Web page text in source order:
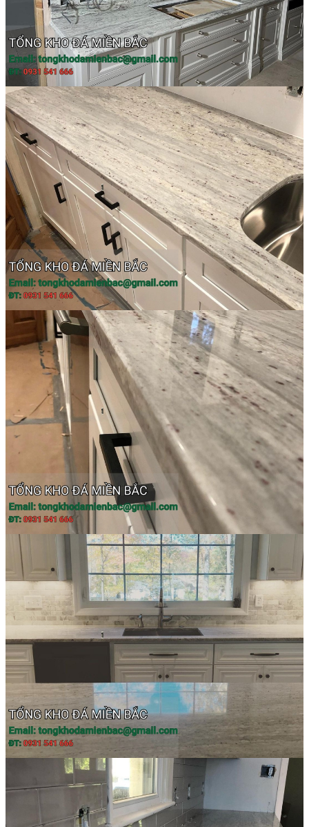
Đá Cầu Thang
Đá Bàn Bếp
Đá Bàn Bếp
Đá Lát Nền
Đá Bàn Bếp Cao Cấp
Đá Ốp
Đá Ốp Bếp
Đá Ốp Mặt Tiền
Đá Ốp Cột
Đá Ốp Mộ
Đá Ốp Thang Máy
Đá Ốp Bàn Bếp Nhân Tạo
Đá Ốp Bếp Tự Nhiên
Tranh đá
Tranh Đá Granite Đối Xứng
Tranh Đá Marble Đối Xứng
Tranh Đá Sơn Thủy Xuyên Sáng
Tranh Đá Thạch Anh Đối Xứng
Tranh Đá Xuyên Sáng Onyx
Vách Tivi ỐP Đá Cao Cấp
Đá Nhân Tạo
0
Giỏ hàng
Chưa có sản phẩm trong giỏ hàng.